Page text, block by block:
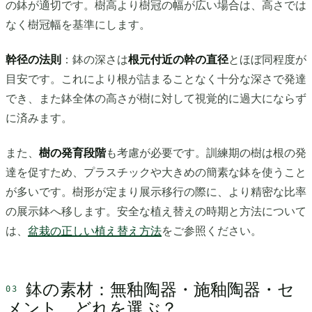
の鉢が適切です。樹高より樹冠の幅が広い場合は、高さでは
なく樹冠幅を基準にします。
幹径の法則 ：鉢の深さは根元付近の幹の直径とほぼ同程度が
目安です。これにより根が詰まることなく十分な深さで発達
でき、また鉢全体の高さが樹に対して視覚的に過大にならず
に済みます。
また、 樹の発育段階も考慮が必要です。訓練期の樹は根の発
達を促すため、プラスチックや大きめの簡素な鉢を使うこと
が多いです。樹形が定まり展示移行の際に、より精密な比率
の展示鉢へ移します。安全な植え替えの時期と方法について
は、 盆栽の正しい植え替え方法をご参照ください。
鉢の素材：無釉陶器・施釉陶器・セ